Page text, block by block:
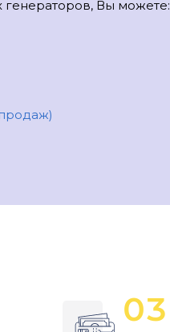
генераторов, Вы можете:
03